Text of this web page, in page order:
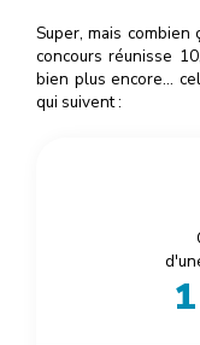
Super, mais combien
concours réunisse
bien plus encore…
qui suivent :